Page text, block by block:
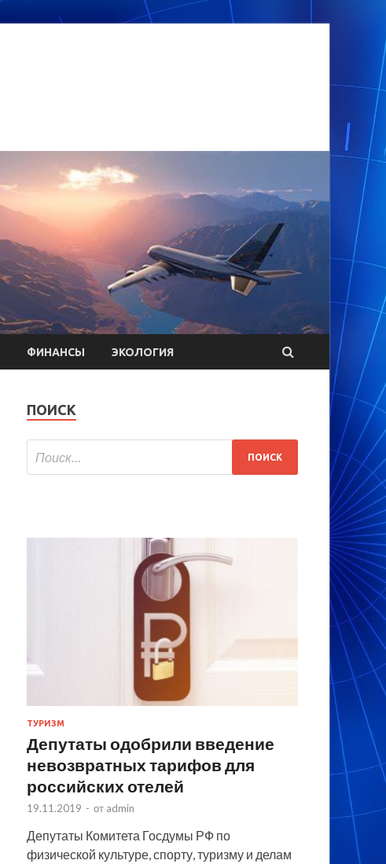
ФИНАНСЫ ЭКОЛОГИЯ
ПОИСК
ТУРИЗМ
Депутаты одобрили введение
невозвратных тарифов для
российских отелей
19.11.2019 - от admin
Депутаты Комитета Госдумы РФ по
физической культуре, спорту, туризму и делам